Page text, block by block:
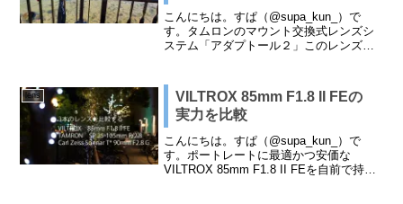
こんにちは。すぱ（@supa_kun_）で
す。タムロンのマウント交換式レンズシ
ステム「アダプトール２」このレンズ、
なレンズシステム でした。で
した。というのはも...
lens
VILTROX 85mm F1.8 II FEの
実力を比較
こんにちは。すぱ（@supa_kun_）で
す。ポートレートに最適かつ安価な
VILTROX 85mm F1.8 II FEを自前で持っ